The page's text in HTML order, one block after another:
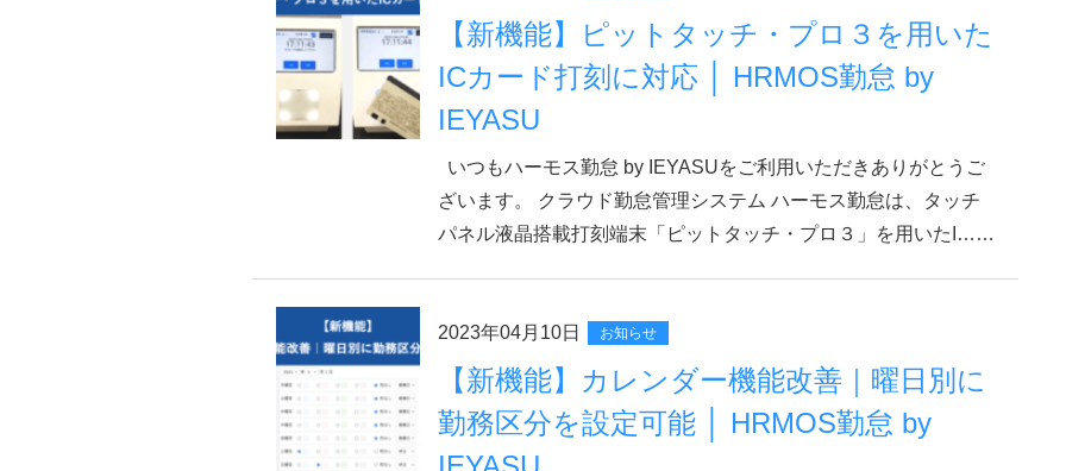
【新機能】ピットタッチ・プロ３を用いた
ICカード打刻に対応 │ HRMOS勤怠 by
IEYASU
いつもハーモス勤怠 by IEYASUをご利用いただきありがとうご
ざいます。 クラウド勤怠管理システム ハーモス勤怠は、タッチ
パネル液晶搭載打刻端末「ピットタッチ・プロ３」を用いたI……
2023年04月10日 お知らせ
【新機能】カレンダー機能改善｜曜日別に
勤務区分を設定可能 │ HRMOS勤怠 by